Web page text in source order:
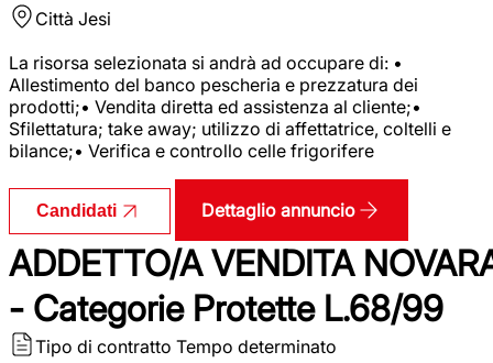
Città Jesi
La risorsa selezionata si andrà ad occupare di: •
Allestimento del banco pescheria e prezzatura dei
prodotti;• Vendita diretta ed assistenza al cliente;•
Sfilettatura; take away; utilizzo di affettatrice, coltelli e
bilance;• Verifica e controllo celle frigorifere
Candidati Dettaglio annuncio
ADDETTO/A VENDITA
- Categorie Protette L.68/99
Tipo di contratto Tempo determinato